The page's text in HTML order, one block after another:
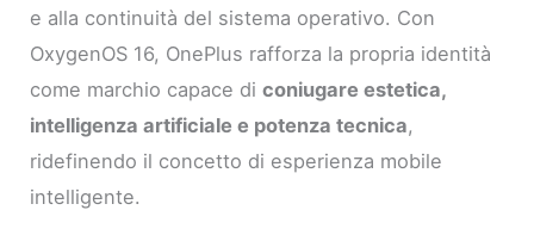
e alla continuità del sistema operativo. Con
OxygenOS 16, OnePlus rafforza la propria identità
come marchio capace diconiugare estetica,
intelligenza artificiale e potenza tecnica,
ridefinendo il concetto di esperienza mobile
intelligente.